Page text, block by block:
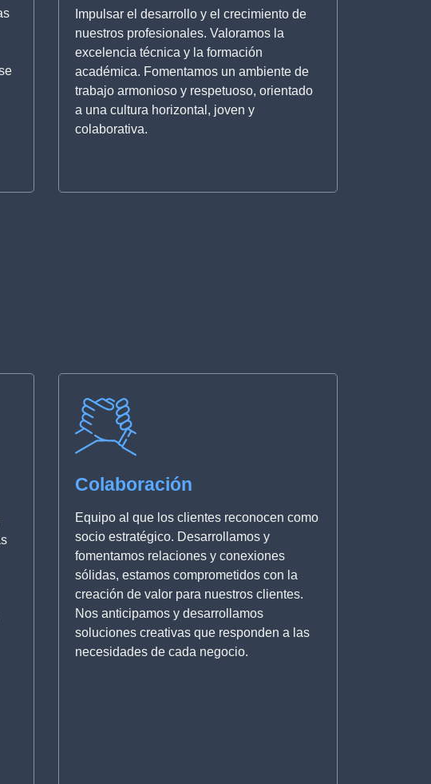
Impulsar el desarrollo y el crecimiento de
nuestros profesionales. Valoramos la
excelencia técnica y la formación
académica. Fomentamos un ambiente de
trabajo armonioso y respetuoso, orientado
a una cultura horizontal, joven y
colaborativa.
Colaboración
Equipo al que los clientes reconocen como
socio estratégico. Desarrollamos y
fomentamos relaciones y conexiones
sólidas, estamos comprometidos con la
creación de valor para nuestros clientes.
Nos anticipamos y desarrollamos
soluciones creativas que responden a las
necesidades de cada negocio.